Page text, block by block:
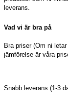
leverans.
Vad vi är bra på
Bra priser (Om ni
jämförelse är våra
Snabb leverans (1-3